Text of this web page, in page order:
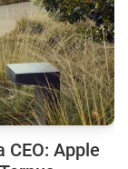
Apple